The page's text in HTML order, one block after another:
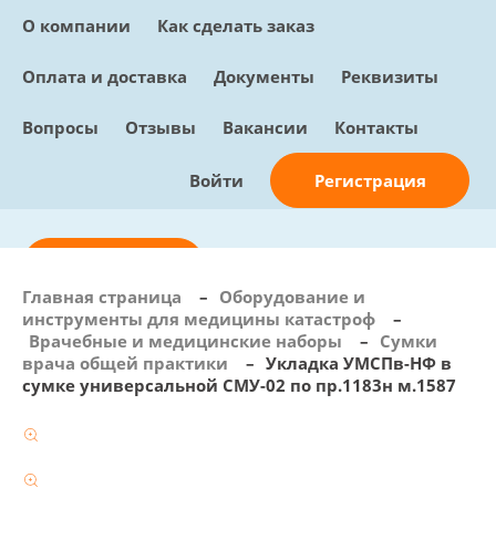
О компании Как сделать заказ
Оплата и доставка Документы Реквизиты
Вопросы Отзывы Вакансии Контакты
Войти Регистрация
info@sunmed.ru
Пн – Пт: с 10:00 - 18:00
+7 (495) 730-90-25
Главная страница – Оборудование и
инструменты для медицины катастроф
–
Врачебные и медицинские наборы
– Сумки
врача общей практики
– Укладка УМСПв-НФ в
сумке универсальной СМУ-02 по пр.1183н м.1587